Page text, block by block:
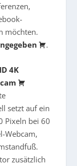
möchten.
.
4K
setzt auf ein
Pixeln bei 60
Webcam,
zusätzlich